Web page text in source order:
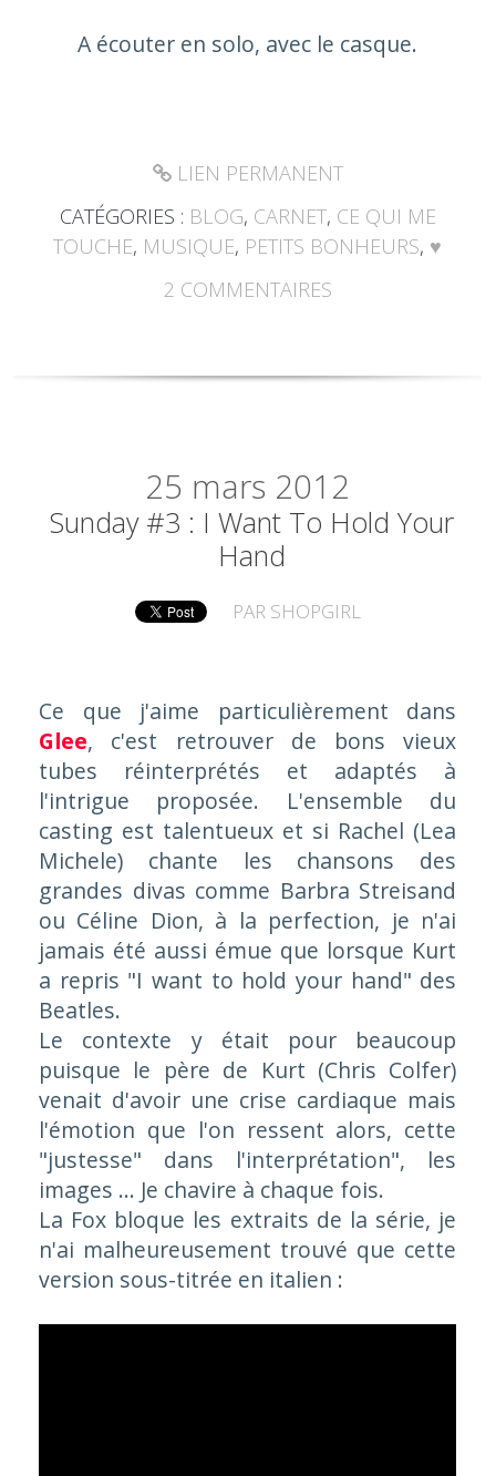
A écouter en solo, avec le casque.
LIEN PERMANENT
CATÉGORIES : BLOG, CARNET, CE QUI ME
TOUCHE, MUSIQUE, PETITS BONHEURS, ♥
2 COMMENTAIRES
25 mars 2012
Sunday #3 : I Want To Hold Your
Hand
PAR SHOPGIRL
Ce que j'aime particulièrement dans
Glee, c'est retrouver de bons vieux
tubes réinterprétés et adaptés à
l'intrigue proposée. L'ensemble du
casting est talentueux et si Rachel (Lea
Michele) chante les chansons des
grandes divas comme Barbra Streisand
ou Céline Dion, à la perfection, je n'ai
jamais été aussi émue que lorsque Kurt
a repris "I want to hold your hand" des
Beatles.
Le contexte y était pour beaucoup
puisque le père de Kurt (Chris Colfer)
venait d'avoir une crise cardiaque mais
l'émotion que l'on ressent alors, cette
"justesse" dans l'interprétation", les
images ... Je chavire à chaque fois.
La Fox bloque les extraits de la série, je
n'ai malheureusement trouvé que cette
version sous-titrée en italien :